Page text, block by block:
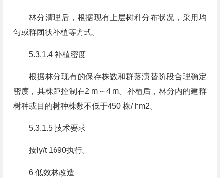
林分清理后，根据现有上层树种分布状况，采用均
匀或群团状补植等方式。
5.3.1.4 补植密度
根据林分现有的保存株数和群落演替阶段合理确定
密度，其株距控制在2 m～4 m。补植后，林分内的建群
树种或目的树种株数不低于450 株/ hm2。
5.3.1.5 技术要求
按ly/t 1690执行。
6 低效林改造